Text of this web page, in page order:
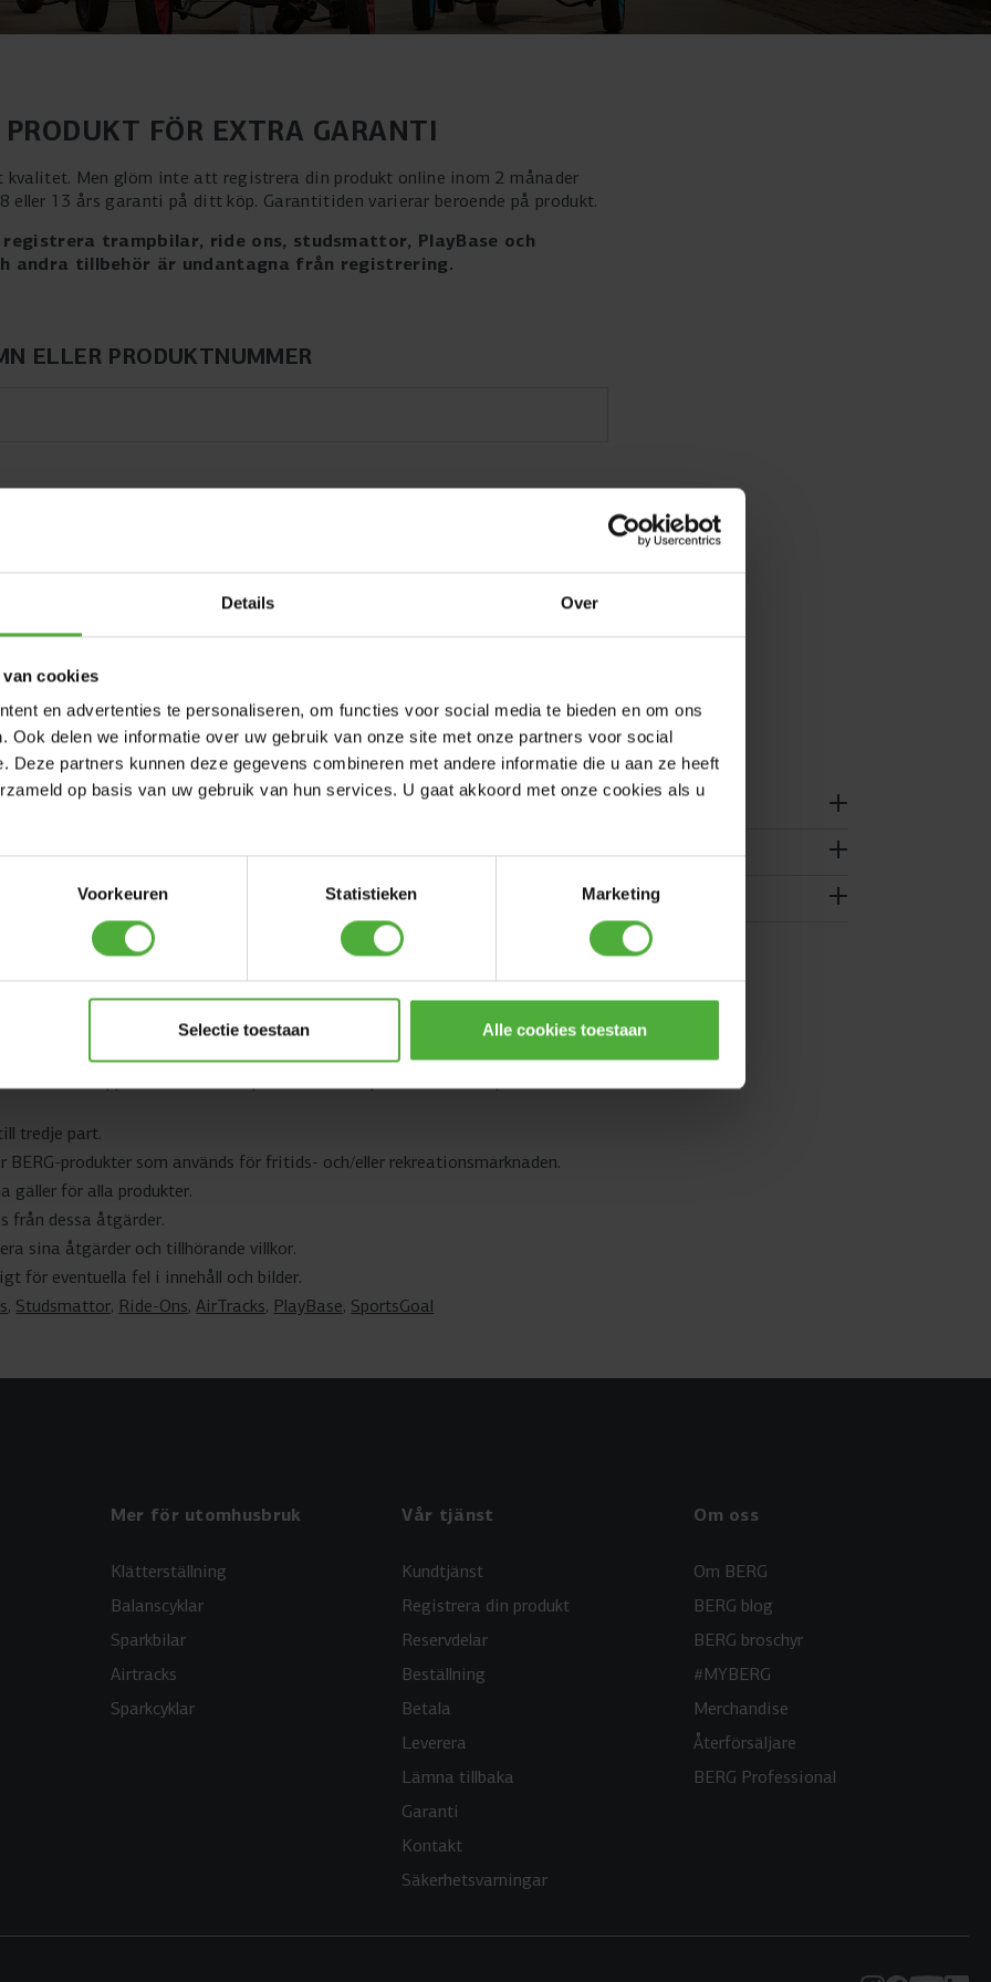
Details Over
cookies
en advertenties te personaliseren, om functies voor social media te bieden en om ons
Ook delen we informatie over uw gebruik van onze site met onze partners voor social
Deze partners kunnen deze gegevens combineren met andere informatie die u aan ze heeft
op basis van uw gebruik van hun services. U gaat akkoord met onze cookies als u
Voorkeuren Statistieken Marketing
Selectie toestaan Alle cookies toestaan
FÖR EXTRA GARANTI
kvalitet. Men glöm inte att registrera din produkt online inom 2 månader
eller 13 års garanti på ditt köp. Garantitiden varierar beroende på produkt.
registrera trampbilar, ride ons, studsmattor, PlayBase och
andra tillbehör är undantagna från registrering.
ELLER PRODUKTNUMMER
jag göra?
du söker efter det fullständiga produktnamnet (till exempel BERG Elite + InGround Grey 430 + Deluxe XL),
och var kan jag hitta det?
paketnumret (till exempel artikelnumret på en studsmatta + nät), inte med det individuella artikelnumret
Om du inte hittar några produkter efter att ha angett artikelnumret, kontrollera om artikelnumret är
artikelnumret på vår webbplats vid den aktuella artikeln.
kan du ladda ner certifikatet direkt och även få det via e-post.
inom två månad efter köpetvia denna sida. Om produkten inte registreras
tredje part.
produkter som används för fritids- och/eller rekreationsmarknaden.
gäller för alla produkter.
från dessa åtgärder.
sina åtgärder och tillhörande villkor.
för eventuella fel i innehåll och bilder.
, Studsmattor, Ride-Ons,AirTracks, PlayBase, SportsGoal
Mer för utomhusbruk
Klätterställning
Balanscyklar
Sparkbilar
Airtracks
Sparkcyklar
Vår tjänst
Kundtjänst
Registrera din produkt
Reservdelar
Beställning
Betala
Leverera
Lämna tillbaka
Garanti
Kontakt
Säkerhetsvarningar
Om oss
Om BERG
BERG blog
BERG broschyr
#MYBERG
Merchandise
Återförsäljare
BERG Professional